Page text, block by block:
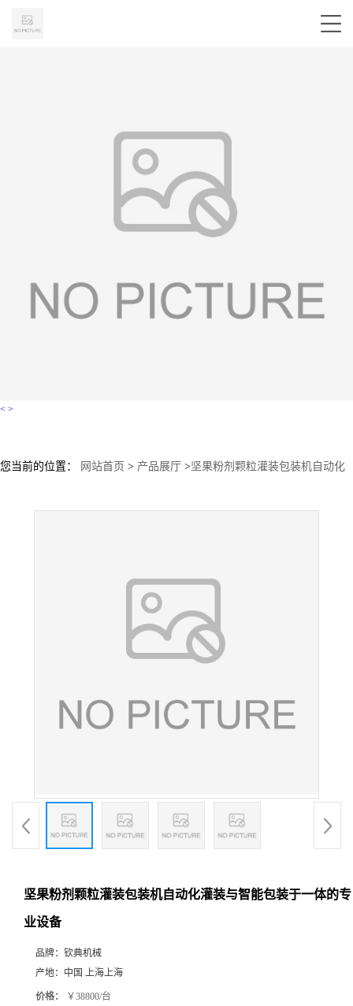
< >
您当前的位置： 网站首页 > 产品展厅 >坚果粉剂颗粒灌装包装机自动化
坚果粉剂颗粒灌装包装机自动化灌装与智能包装于一体的专
业设备
品牌： 钦典机械
产地： 中国 上海上海
价格： ￥38800/台